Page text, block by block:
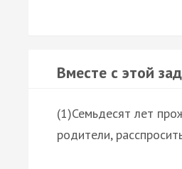
Вместе с этой
(1)Семьдесят лет
родители,